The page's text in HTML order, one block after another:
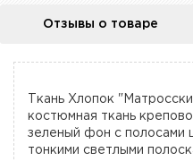
Отзывы о товаре
Ткань Хлопок
костюмная ткань
зеленый фон с полосами
тонкими светлыми